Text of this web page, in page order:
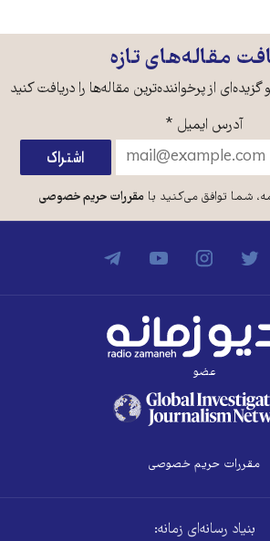
مقاله‌های تازه
از پرخواننده‌ترین مقاله‌ها را دریافت کنید
آدرس ایمیل *
شما توافق می‌کنید بامقررات حریم خصوصی
عضو
مقررات حریم خصوصی
بنیاد رسانه‌ای زمانه: